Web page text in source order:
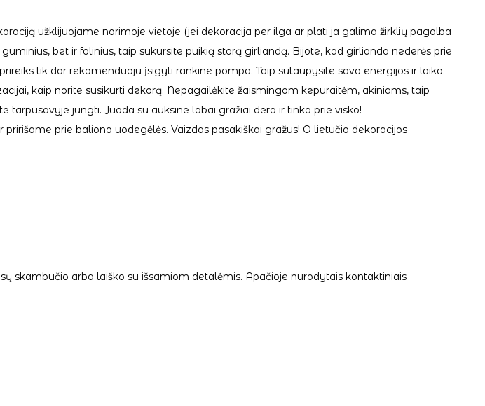
užklijuojame norimoje vietoje (jei dekoracija per ilga ar plati ja galima žirklių pagalba
bet ir folinius, taip sukursite puikią storą girliandą. Bijote, kad girlianda nederės prie
tik dar rekomenduoju įsigyti rankine pompa. Taip sutaupysite savo energijos ir laiko.
kaip norite susikurti dekorą. Nepagailėkite žaismingom kepuraitėm, akiniams, taip
jungti. Juoda su auksine labai gražiai dera ir tinka prie visko!
prie baliono uodegėlės. Vaizdas pasakiškai gražus! O lietučio dekoracijos
skambučio arba laiško su išsamiom detalėmis. Apačioje nurodytais kontaktiniais